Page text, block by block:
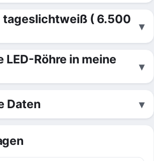
tageslichtweiß ( 6.500
LED-Röhre in meine
Daten